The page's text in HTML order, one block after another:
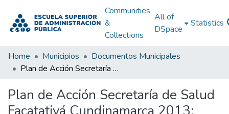
Communities
&
Collections
All of
DSpace
Statistics
Home Municipios
Documentos Municipales
Plan de Acción Secretaría de Salud Facatativá Cundinamarca 2013: PASS Facatativá Cundinamarca 2013
Plan de Acción Secretaría de Salud